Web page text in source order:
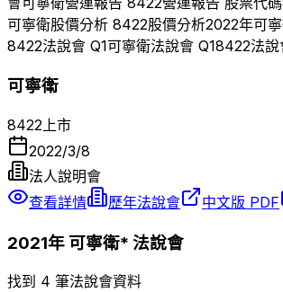
可寧衛股價分析 8422股價分析2022年可
8422法說會 Q1可寧衛法說會 Q18422法說
可寧衛
8422 上市
2022/3/8
法人說明會
查看詳情
歷年法說會 中文版 PDF
2021年 可寧衛* 法說會
找到 4 筆法說會資料